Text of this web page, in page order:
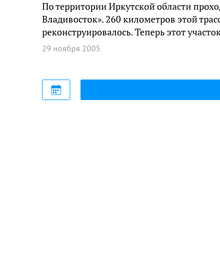
По территории Иркутской области
Владивосток». 260 километров этой
реконструировалось. Теперь этот
29 ноября 2005